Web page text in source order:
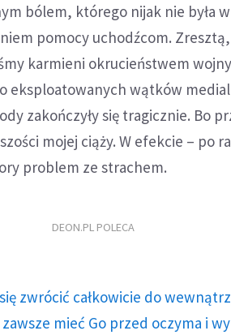
bólem, którego nijak nie była
pomocy uchodźcom.
karmieni okrucieństwem
eksploatowanych wątków
zakończyły się tragicznie. Bo
mojej ciąży. W efekcie – po
problem ze strachem.
DEON.PL POLECA
zwrócić całkowicie do
mieć Go przed oczyma i